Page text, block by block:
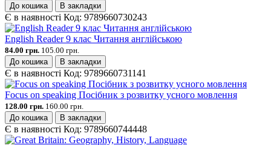
До кошика
В закладки
Є в наявності Код: 9789660730243
English Reader 9 клас Читання англійською
84.00 грн. 105.00 грн.
До кошика
В закладки
Є в наявності Код: 9789660731141
Focus on speaking Посібник з розвитку усного мовлення
128.00 грн. 160.00 грн.
До кошика
В закладки
Є в наявності Код: 9789660744448